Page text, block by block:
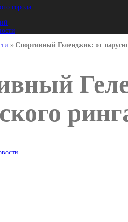
города
» Спортивный Геленджик: от